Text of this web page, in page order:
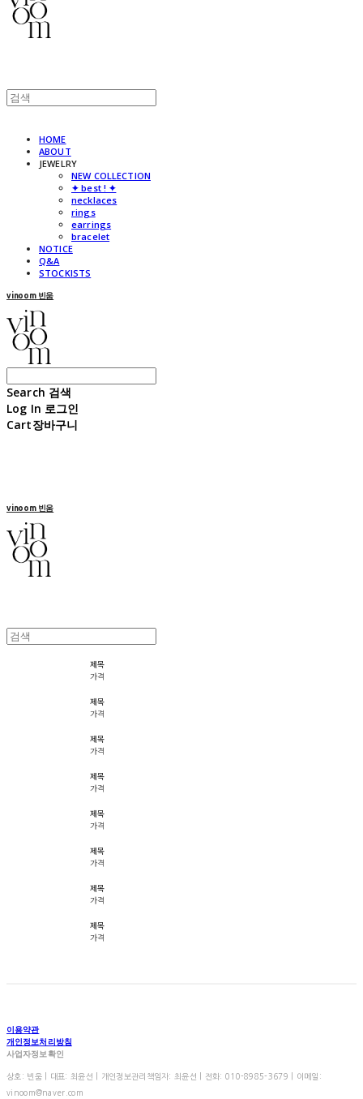
HOME
ABOUT
JEWELRY
NEW COLLECTION
✦ best ! ✦
necklaces
rings
earrings
bracelet
NOTICE
Q&A
STOCKISTS
vinoom 빈움
Search 검색
Log In 로그인
Cart장바구니
vinoom 빈움
제목
가격
제목
가격
제목
가격
제목
가격
제목
가격
제목
가격
제목
가격
제목
가격
이용약관
개인정보처리방침
사업자정보확인
상호: 빈움 | 대표: 최윤선 | 개인정보관리책임자: 최윤선 | 전화: 010-8985-3679 | 이메일:
vinoom@naver.com